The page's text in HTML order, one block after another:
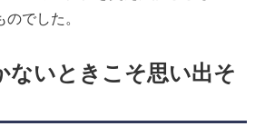
のでした。
ないときこそ思い出そ